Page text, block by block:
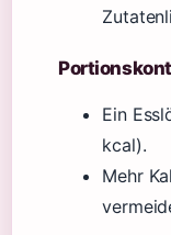
Ein
kcal).
Mehr